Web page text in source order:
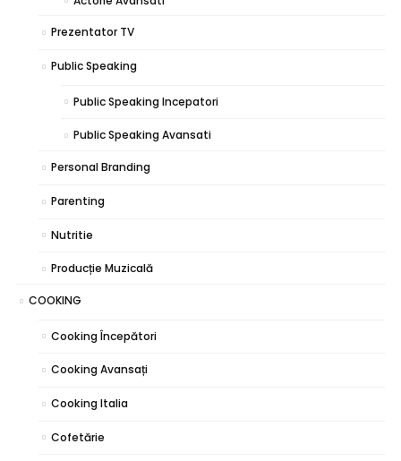
Prezentator TV
Public Speaking
Public Speaking Incepatori
Public Speaking Avansati
Personal Branding
Parenting
Nutritie
Producție Muzicală
COOKING
Cooking Începători
Cooking Avansați
Cooking Italia
Cofetărie